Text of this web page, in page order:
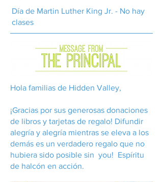
Día de Martin Luther King Jr. - No hay
clases
Hola familias de Hidden Valley,
¡Gracias por sus generosas donaciones
de libros y tarjetas de regalo! Difundir
alegría y alegría mientras se eleva a los
demás es un verdadero regalo que no
hubiera sido posible sin you! Espíritu
de halcón en acción.